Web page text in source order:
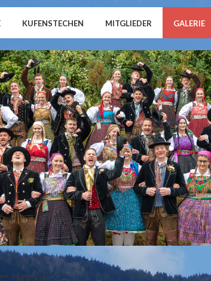
KUFENSTECHEN MITGLIEDER GALERIE